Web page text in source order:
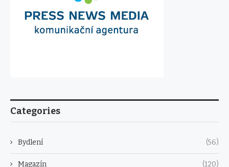
Categories
Bydlení (56)
Magazín (120)